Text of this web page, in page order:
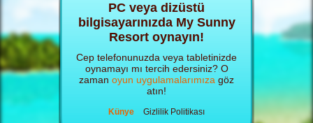
PC veya dizüstü
bilgisayarınızda My Sunny
Resort oynayın!
Cep telefonunuzda veya tabletinizde
oynamayı mı tercih edersiniz? O
zaman oyun uygulamalarımıza göz
atın!
Künye
Gizlilik Politikası